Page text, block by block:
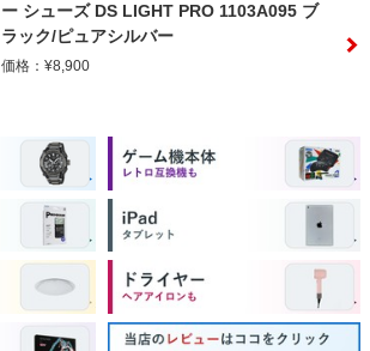
ー シューズ DS LIGHT PRO 1103A095 ブ
ラック/ピュアシルバー
価格：¥8,900